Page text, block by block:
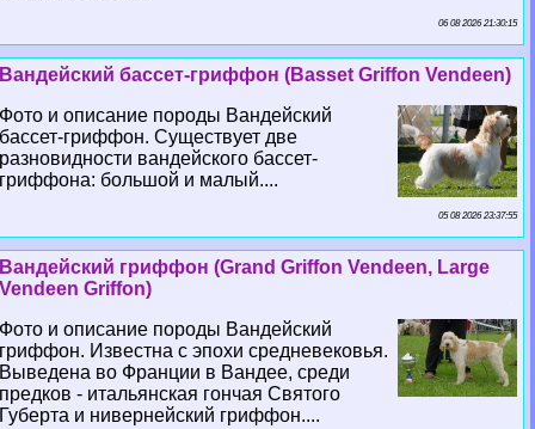
06 08 2026 21:30:15
Вандейский бассет-гриффон (Basset Griffon Vendeen)
Фото и описание породы Вандейский
бассет-гриффон. Существует две
разновидности вандейского бассет-
гриффона: большой и малый....
05 08 2026 23:37:55
Вандейский гриффон (Grand Griffon Vendeen, Large
Vendeen Griffon)
Фото и описание породы Вандейский
гриффон. Известна с эпохи средневековья.
Выведена во Франции в Вандее, среди
предков - итальянская гончая Святого
Губерта и нивернейский гриффон....